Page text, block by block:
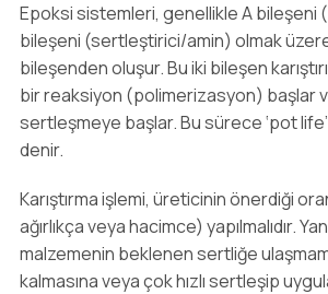
Epoksi sistemleri, genellikle A bileşeni
bileşeni (sertleştirici/amin) olmak
bileşenden oluşur. Bu iki bileşen
bir reaksiyon (polimerizasyon) başlar
sertleşmeye başlar. Bu sürece ‘pot
denir.
Karıştırma işlemi, üreticinin önerdiği
ağırlıkça veya hacimce) yapılmalıdır.
malzemenin beklenen sertliğe
kalmasına veya çok hızlı sertleşip